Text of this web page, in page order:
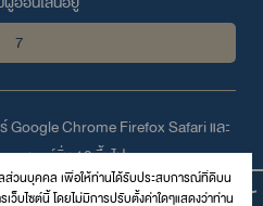
7
Google ChromeFirefoxSafariและ
เวอร์ชั่น 10 ขึ้นไป
าชบัญญัติลิขสิทธิ์โดย สำนักงานสิ่ง
ส่วนบุคคล เพื่อให้ท่านได้รับประสบการณ์ที่ดีบน
เว็บไซต์นี้ โดยไม่มีการปรับตั้งค่าใดๆแสดงว่าท่าน